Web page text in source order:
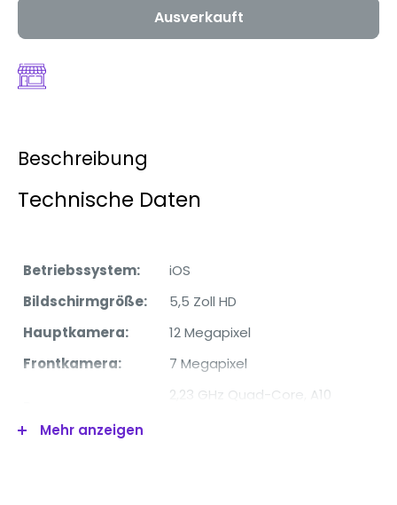
Ausverkauft
Beschreibung
Technische Daten
Betriebssystem:
iOS
Bildschirmgröße:
5,5 Zoll HD
Hauptkamera:
12 Megapixel
Frontkamera:
7 Megapixel
2,23 GHz Quad-Core, A10
Mehr anzeigen